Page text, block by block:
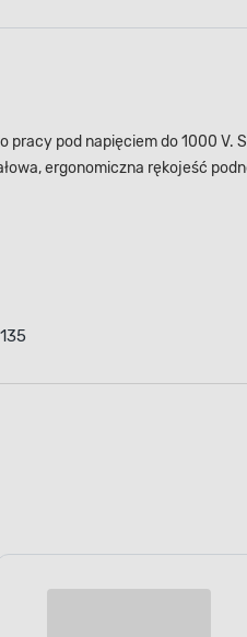
pod napięciem do 1000
ergonomiczna rękojeść